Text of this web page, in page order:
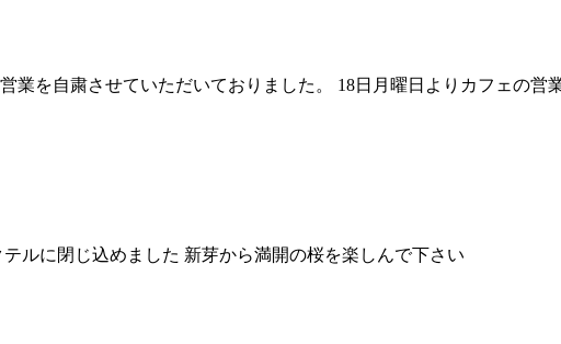
業を自粛させていただいておりました。 18日月曜日よりカフェの営
テルに閉じ込めました 新芽から満開の桜を楽しんで下さい